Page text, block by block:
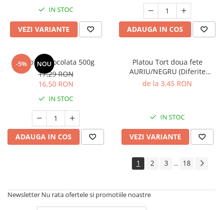
IN STOC
VEZI VARIANTE ADAUGA IN COS
-5% NOU
Topping Ciocolata 500g
17,29 RON
16,50 RON
IN STOC
ADAUGA IN COS
Platou Tort doua fete
AURIU/NEGRU (Diferite
dimensiuni)
de la 3,45 RON
IN STOC
VEZI VARIANTE
1 2 3 ... 18
Newsletter Nu rata ofertele si promotiile noastre